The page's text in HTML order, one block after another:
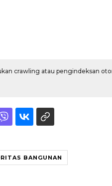
crawling atau pengindeksan
BANGUNAN